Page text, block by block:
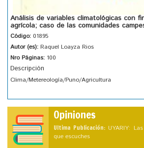
Análisis de variables climatológicas con
agrícola; caso de las comunidades
Código: 01895
Autor (es): Raquel Loayza Rios
Nro Páginas: 100
Descripción
Clima/Metereología/Puno/Agricultura
Opiniones
Ultima Publicación: UYARIY:
que escuches